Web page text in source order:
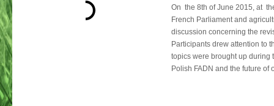
On the 8th of June 2015, at
French Parliament and
discussion concerning the
Participants drew attention to
topics were brought up during
Polish FADN and the future of